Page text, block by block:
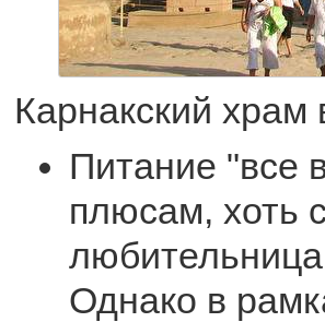
Карнакский храм
Питание "все
плюсам, хоть
Однако в